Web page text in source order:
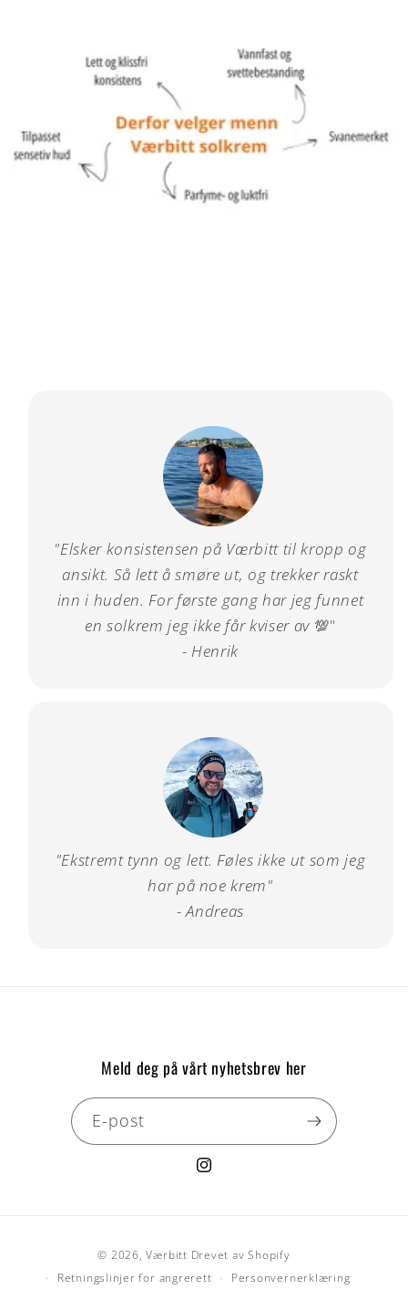
"Elsker konsistensen på Værbitt til kropp og
ansikt. Så lett å smøre ut, og trekker raskt
inn i huden. For første gang har jeg funnet
en solkrem jeg ikke får kviser av 💯"
- Henrik
"Ekstremt tynn og lett. Føles ikke ut som jeg
har på noe krem"
- Andreas
Meld deg på vårt nyhetsbrev her
E-post
Instagram
© 2026,Værbitt Drevet av Shopify
Retningslinjer for angrerett
Personvernerklæring